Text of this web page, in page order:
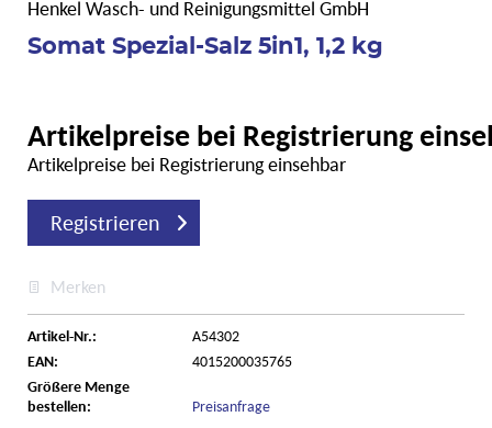
Henkel Wasch- und Reinigungsmittel GmbH
Somat Spezial-Salz 5in1, 1,2 kg
Artikelpreise bei Registrierung
Artikelpreise bei Registrierung einsehbar
Registrieren
Merken
Artikel-Nr.:
A54302
EAN:
4015200035765
Größere Menge
bestellen:
Preisanfrage